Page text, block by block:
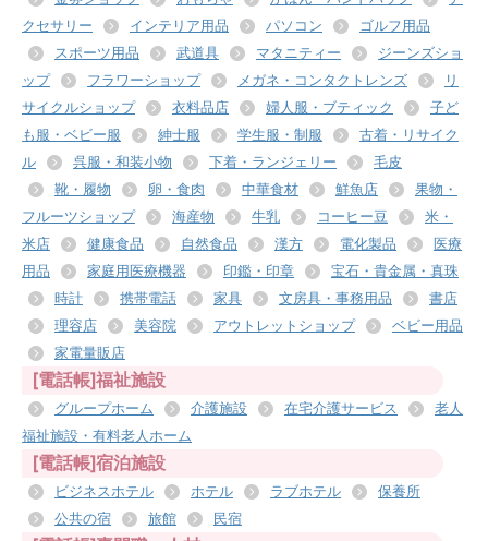
クセサリー
インテリア用品 パソコン
ゴルフ用品
スポーツ用品
武道具 マタニティー
ジーンズショ
ップ
フラワーショップ メガネ・コンタクトレンズ
リ
サイクルショップ
衣料品店 婦人服・ブティック
子ど
も服・ベビー服
紳士服 学生服・制服
古着・リサイク
ル
呉服・和装小物 下着・ランジェリー
毛皮
靴・履物
卵・食肉 中華食材 鮮魚店
果物・
フルーツショップ
海産物 牛乳 コーヒー豆
米・
米店
健康食品 自然食品 漢方 電化製品
医療
用品
家庭用医療機器 印鑑・印章
宝石・貴金属・真珠
時計
携帯電話 家具 文房具・事務用品
書店
理容店
美容院 アウトレットショップ
ベビー用品
家電量販店
[電話帳]福祉施設
グループホーム 介護施設 在宅介護サービス
老人
福祉施設・有料老人ホーム
[電話帳]宿泊施設
ビジネスホテル ホテル ラブホテル
保養所
公共の宿
旅館 民宿